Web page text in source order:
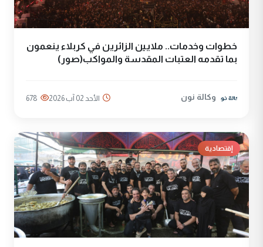
خطوات وخدمات.. ملايين الزائرين في كربلاء ينعمون
بما تقدمه العتبات المقدسة والمواكب(صور)
وكالة نون الأحد 02 آب 2026 678
إقتصادية